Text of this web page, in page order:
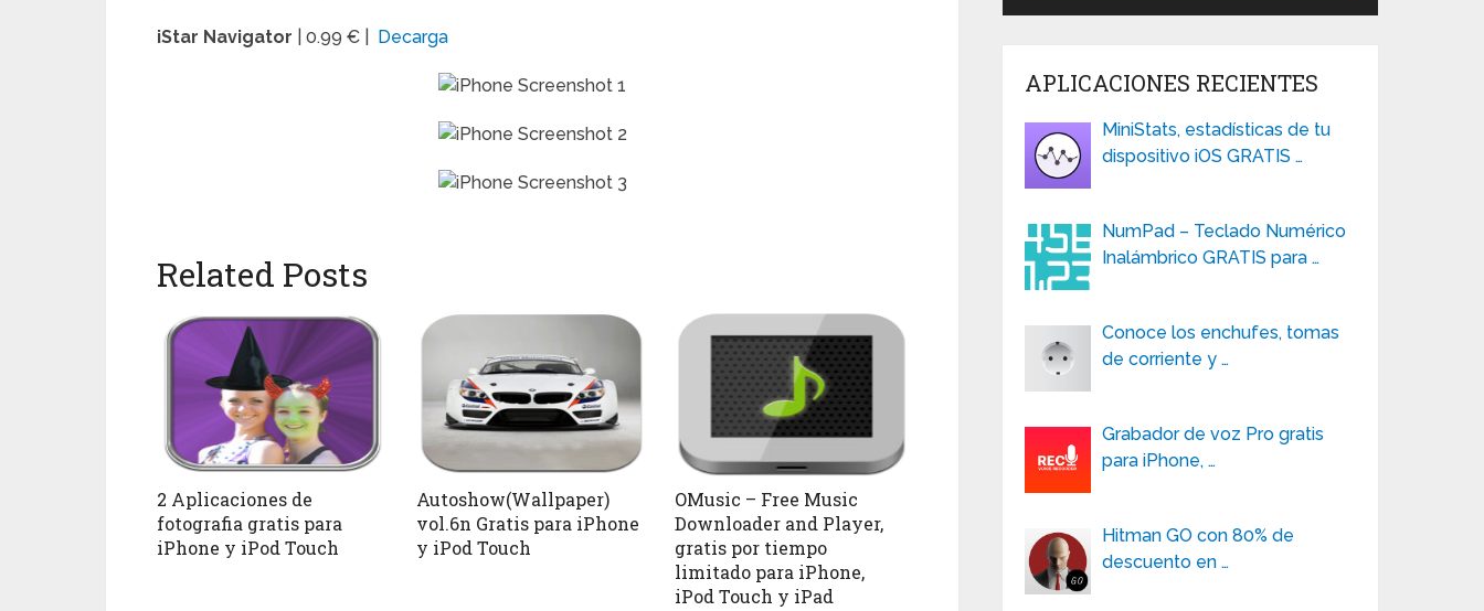
iStar Navigator | 0.99 € | Decarga
Related Posts
2 Aplicaciones de
fotografia gratis para
iPhone y iPod Touch
Autoshow(Wallpaper)
vol.6n Gratis para iPhone
y iPod Touch
OMusic – Free Music
Downloader and Player,
gratis por tiempo
limitado para iPhone,
iPod Touch y iPad
APLICACIONES RECIENTES
MiniStats, estadísticas de tu
dispositivo iOS GRATIS …
NumPad – Teclado Numérico
Inalámbrico GRATIS para …
Conoce los enchufes, tomas
de corriente y …
Grabador de voz Pro gratis
para iPhone, …
Hitman GO con 80% de
descuento en …